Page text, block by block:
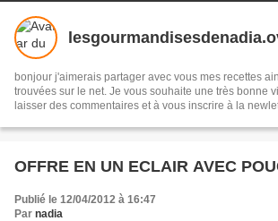
bonjour j'aimerais partager avec vous mes recettes ainsi que d'autres
trouvées sur le net. Je vous souhaite une très bonne
laisser des commentaires et à vous inscrire à la
OFFRE EN UN ECLAIR AVEC
Publié le 12/04/2012 à 16:47
Par nadia